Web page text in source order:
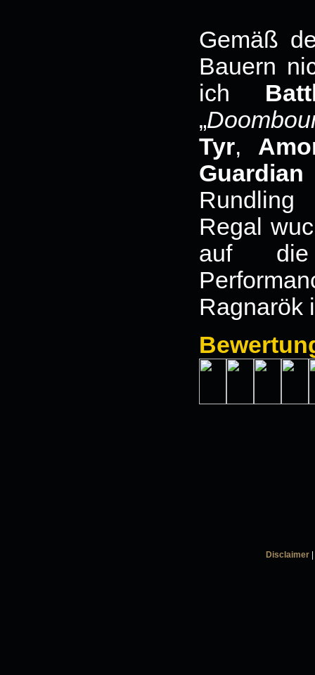
Gemäß
Bauern
ich
„
Tyr,
Guardian
Regal
auf die
Ragnarök
Disclaimer|